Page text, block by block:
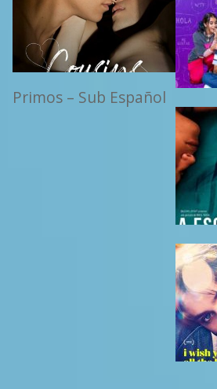
Primos – Sub Español